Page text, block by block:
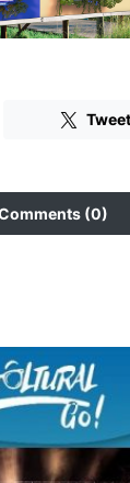
Tweet
(0)